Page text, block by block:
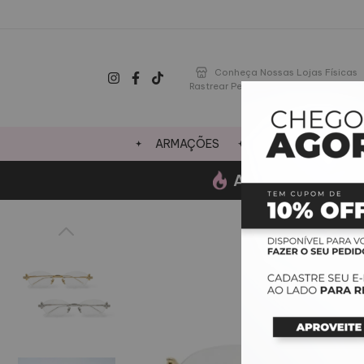
Conheça Nossas Lojas Físicas
Rastrear Pedido
ARMAÇÕES LENTES
AGOSTO-Ganhe